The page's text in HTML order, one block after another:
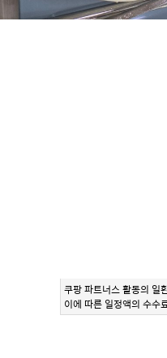
쿠팡 파트너스 활동의 일
이에 따른 일정액의 수수